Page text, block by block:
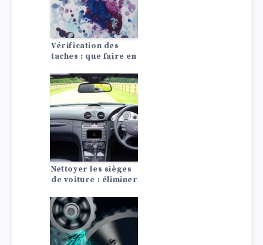
Vérification des
taches : que faire en
de carburant ou de
liquide de frein ?
Nettoyer les sièges
de voiture : éliminer
remèdes maison